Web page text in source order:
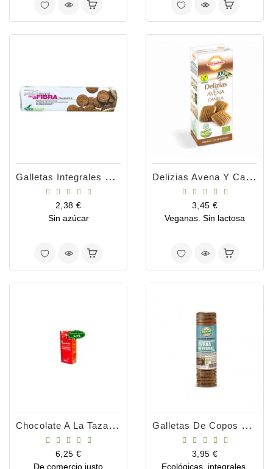
Galletas Integrales Ricas En Fibra 165g
Precio
2,38 €
Sin azúcar
Delizias Avena Y Canela 125gr
Precio
3,45 €
Veganas. Sin lactosa
Chocolate A La Taza Bio 350gr
Precio
6,25 €
De comercio justo
Galletas De Copos De Avena Integral 250g
Precio
3,95 €
Ecológicas, integrales,